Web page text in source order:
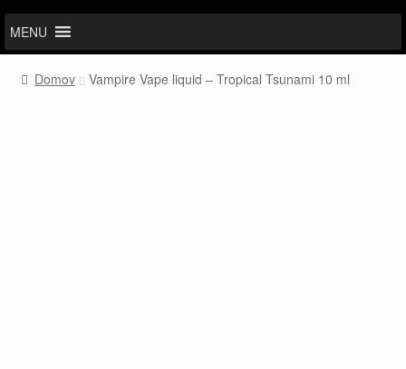
MENU
Domov Vampire Vape liquid – Tropical Tsunami 10 ml